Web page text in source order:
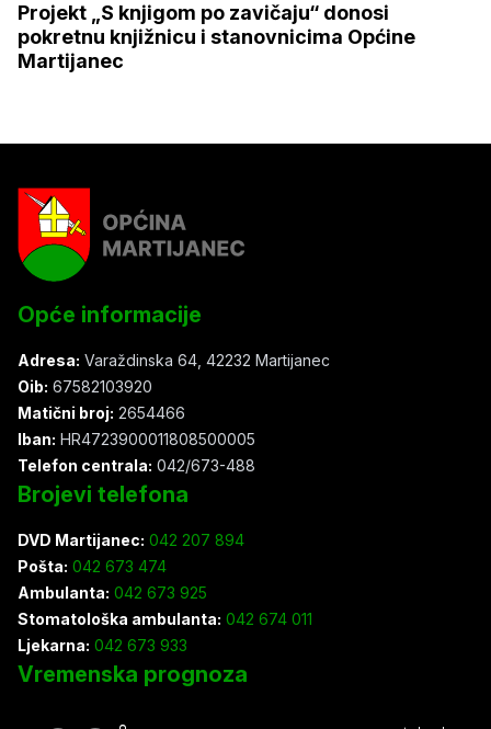
Projekt „S knjigom po zavičaju“ donosi
pokretnu knjižnicu i stanovnicima Općine
Martijanec
Opće informacije
Adresa: Varaždinska 64, 42232 Martijanec
Oib: 67582103920
Matični broj: 2654466
Iban: HR4723900011808500005
Telefon centrala: 042/673-488
Brojevi telefona
DVD Martijanec: 042 207 894
Pošta: 042 673 474
Ambulanta: 042 673 925
Stomatološka ambulanta: 042 674 011
Ljekarna: 042 673 933
Vremenska prognoza